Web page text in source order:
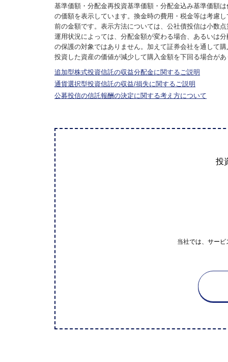
基準価額・分配金再投資基準価額・分配金込み基準価額
の価額を表示しています。換金時の費用・税金等は考慮
前の金額です。表示方法については、公社債投信は小数
運用状況によっては、分配金額が変わる場合、あるいは
の保護の対象ではありません。加えて証券会社を通して
投資した資産の価値が減少して購入金額を下回る場合が
追加型株式投資信託の収益分配金に関するご説明
通貨選択型投資信託の収益/損失に関するご説明
公募投信の信託報酬の決定に関する考え方について
投
当社では、サー